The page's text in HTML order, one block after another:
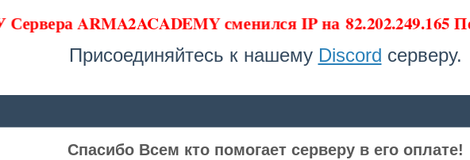
У Сервера ARMA2ACADEMY сменился IP на 82.202.249.165
Присоединяйтесь к нашему Discord серверу.
Спасибо Всем кто помогает серверу в его оплате!